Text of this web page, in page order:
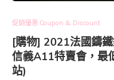
促銷優惠 Coupon & Discount
[購物] 2021法國鑄
信義A11特賣會，最
站)